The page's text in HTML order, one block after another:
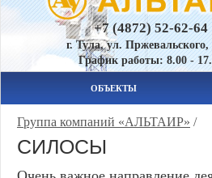
+7 (4872) 52-62-64
г. Тула, ул. Пржевальского,
График работы: 8.00 -
ОБЪЕКТЫ
Группа компаний «АЛЬТАИР» /
СИЛОСЫ